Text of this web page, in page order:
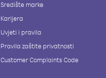
Središte marke
Karijera
Uvjeti i pravila
Pravila zaštite privatnosti
Customer Complaints Code